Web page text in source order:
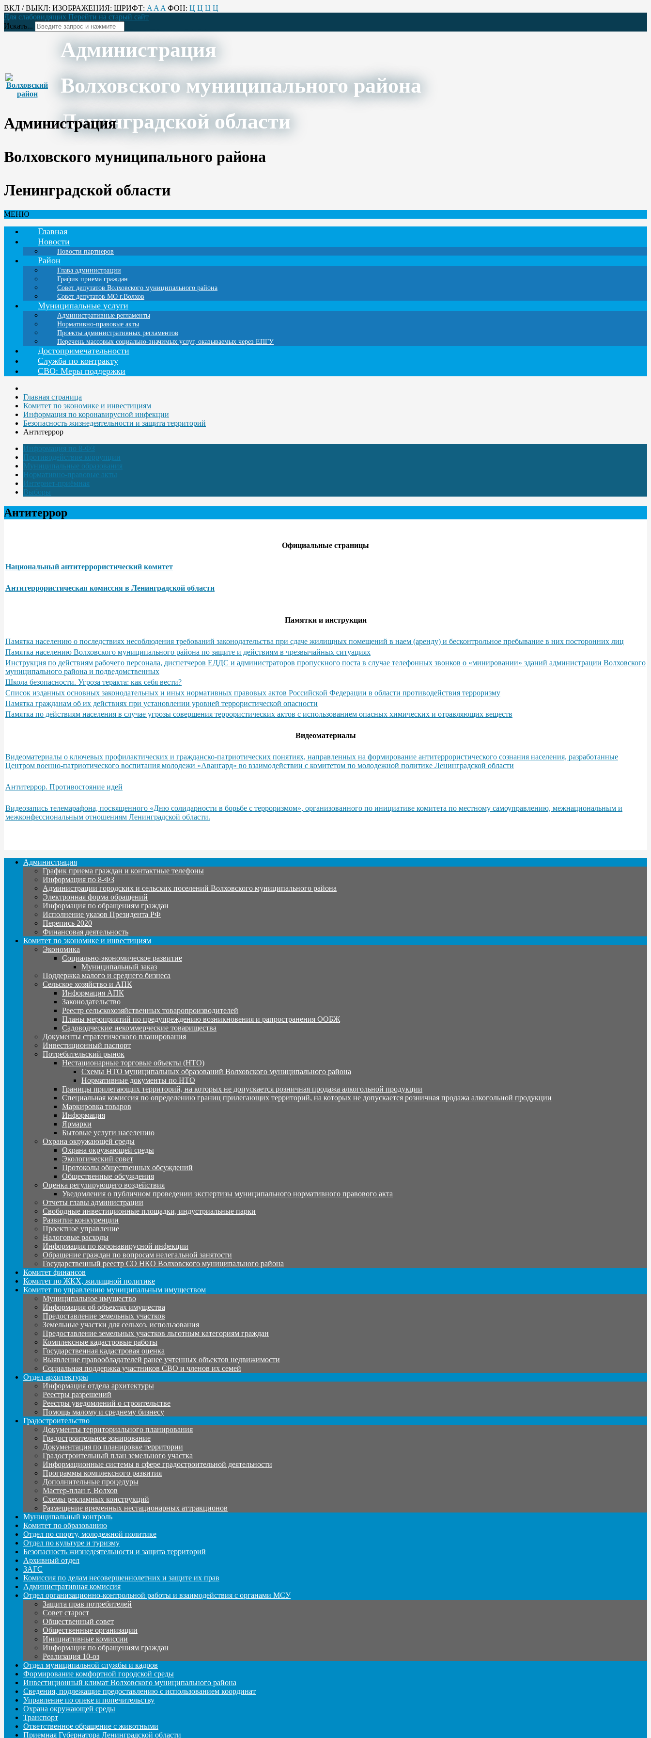
ВКЛ / ВЫКЛ: ИЗОБРАЖЕНИЯ: ШРИФТ: A A A ФОН: Ц Ц Ц Ц
Для слабовидящих Перейти на старый сайт
Искать...
Администрация
Волховского муниципального района
Ленинградской области
Администрация
Волховского муниципального района
Ленинградской области
МЕНЮ
Главная
Новости
Новости партнеров
Район
Глава администрации
График приема граждан
Совет депутатов Волховского муниципального района
Совет депутатов МО г.Волхов
Муниципальные услуги
Административные регламенты
Нормативно-правовые акты
Проекты административных регламентов
Перечень массовых социально-значимых услуг, оказываемых через ЕПГУ
Достопримечательности
Служба по контракту
СВО: Меры поддержки
Главная страница
Комитет по экономике и инвестициям
Информация по коронавирусной инфекции
Безопасность жизнедеятельности и защита территорий
Антитеррор
Информация по 8-ФЗ
Противодействие коррупции
Муниципальные образования
Нормативно-правовые акты
Интернет-приёмная
Выборы
Антитеррор
Официальные страницы
Национальный антитеррористический комитет
Антитеррористическая комиссия в Ленинградской области
Памятки и инструкции
Памятка населению о последствиях несоблюдения требований законодательства при сдаче жилищных помещений в наем (аренду) и бесконтрольное пребывание в них посторонних лиц
Памятка населению Волховского муниципального района по защите и действиям в чрезвычайных ситуациях
Инструкция по действиям рабочего персонала, диспетчеров ЕДДС и администраторов пропускного поста в случае телефонных звонков о «минировании» зданий администрации Волховского
муниципального района и подведомственных
Школа безопасности. Угроза теракта: как себя вести?
Список изданных основных законодательных и иных нормативных правовых актов Российской Федерации в области противодействия терроризму
Памятка гражданам об их действиях при установлении уровней террористической опасности
Памятка по действиям населения в случае угрозы совершения террористических актов с использованием опасных химических и отравляющих веществ
Видеоматериалы
Видеоматериалы о ключевых профилактических и гражданско-патриотических понятиях, направленных на формирование антитеррористического сознания населения, разработанные
Центром военно-патриотического воспитания молодежи «Авангард» во взаимодействии с комитетом по молодежной политике Ленинградской области
Антитеррор. Противостояние идей
Видеозапись телемарафона, посвященного «Дню солидарности в борьбе с терроризмом», организованного по инициативе комитета по местному самоуправлению, межнациональным и
межконфессиональным отношениям Ленинградской области.
Администрация
График приема граждан и контактные телефоны
Информация по 8-ФЗ
Администрации городских и сельских поселений Волховского муниципального района
Электронная форма обращений
Информация по обращениям граждан
Исполнение указов Президента РФ
Перепись 2020
Финансовая деятельность
Комитет по экономике и инвестициям
Экономика
Социально-экономическое развитие
Муниципальный заказ
Поддержка малого и среднего бизнеса
Сельское хозяйство и АПК
Информация АПК
Законодательство
Реестр сельскохозяйственных товаропроизводителей
Планы мероприятий по предупреждению возникновения и рапространения ООБЖ
Садоводческие некоммерческие товарищества
Документы стратегического планирования
Инвестиционный паспорт
Потребительский рынок
Нестационарные торговые объекты (НТО)
Схемы НТО муниципальных образований Волховского муниципального района
Нормативные документы по НТО
Границы прилегающих территорий, на которых не допускается розничная продажа алкогольной продукции
Специальная комиссия по определению границ прилегающих территорий, на которых не допускается розничная продажа алкогольной продукции
Маркировка товаров
Информация
Ярмарки
Бытовые услуги населению
Охрана окружающей среды
Охрана окружающей среды
Экологический совет
Протоколы общественных обсуждений
Общественные обсуждения
Оценка регулирующего воздействия
Уведомления о публичном проведении экспертизы муниципального нормативного правового акта
Отчеты главы администрации
Свободные инвестиционные площадки, индустриальные парки
Развитие конкуренции
Проектное управление
Налоговые расходы
Информация по коронавирусной инфекции
Обращение граждан по вопросам нелегальной занятости
Государственный реестр СО НКО Волховского муниципального района
Комитет финансов
Комитет по ЖКХ, жилищной политике
Комитет по управлению муниципальным имуществом
Муниципальное имущество
Информация об объектах имущества
Предоставление земельных участков
Земельные участки для сельхоз. использования
Предоставление земельных участков льготным категориям граждан
Комплексные кадастровые работы
Государственная кадастровая оценка
Выявление правообладателей ранее учтенных объектов недвижимости
Социальная поддержка участников СВО и членов их семей
Отдел архитектуры
Информация отдела архитектуры
Реестры разрешений
Реестры уведомлений о строительстве
Помощь малому и среднему бизнесу
Градостроительство
Документы территориального планирования
Градостроительное зонирование
Документация по планировке территории
Градостроительный план земельного участка
Информационные системы в сфере градостроительной деятельности
Программы комплексного развития
Дополнительные процедуры
Мастер-план г. Волхов
Схемы рекламных конструкций
Размещение временных нестационарных аттракционов
Муниципальный контроль
Комитет по образованию
Отдел по спорту, молодежной политике
Отдел по культуре и туризму
Безопасность жизнедеятельности и защита территорий
Архивный отдел
ЗАГС
Комиссия по делам несовершеннолетних и защите их прав
Административная комиссия
Отдел организационно-контрольной работы и взаимодействия с органами МСУ
Защита прав потребителей
Совет старост
Общественный совет
Общественные организации
Инициативные комиссии
Информация по обращениям граждан
Реализация 10-оз
Отдел муниципальной службы и кадров
Формирование комфортной городской среды
Инвестиционный климат Волховского муниципального района
Сведения, подлежащие предоставлению с использованием координат
Управление по опеке и попечительству
Охрана окружающей среды
Транспорт
Ответственное обращение с животными
Приемная Губернатора Ленинградской области